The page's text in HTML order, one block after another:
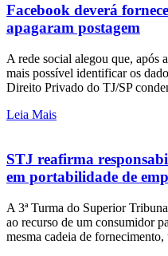
Facebook deverá
apagaram postagem
A rede social alegou que, após
mais possível identificar os
Direito Privado do TJ/SP
Leia Mais
STJ reafirma
em portabilidade de
A 3ª Turma do Superior
ao recurso de um consumidor
mesma cadeia de